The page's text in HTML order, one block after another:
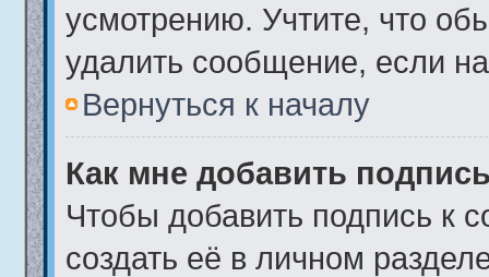
усмотрению. Учтите, что
удалить сообщение, если
Вернуться к началу
Как мне добавить
Чтобы добавить подпись к
создать её в личном